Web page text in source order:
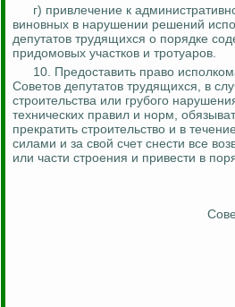
г) привлечение к
виновных в нарушении решений
депутатов трудящихся о порядке
придомовых участков и тротуаров.
10. Предоставить право
Советов депутатов трудящихся, в
строительства или грубого
технических правил и норм,
прекратить строительство и в
силами и за свой счет снести все
или части строения и привести в